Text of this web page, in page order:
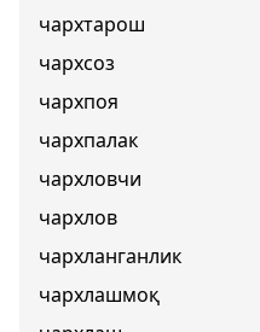
чархтарош
чархсоз
чархпоя
чархпалак
чархловчи
чархлов
чархланганлик
чархлашмоқ